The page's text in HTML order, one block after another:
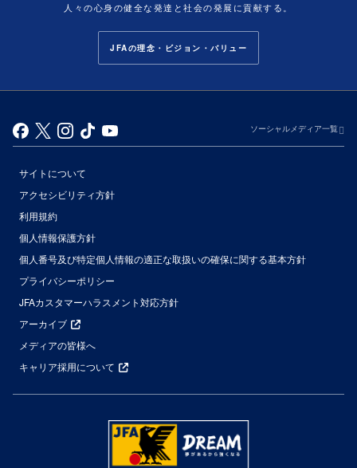
人々の心身の健全な発達と社会の発展に貢献する。
JFAの理念・ビジョン・バリュー
ソーシャルメディア一覧
サイトについて
アクセシビリティ方針
利用規約
個人情報保護方針
個人番号及び特定個人情報の適正な取扱いの確保に関する基本方針
プライバシーポリシー
JFAカスタマーハラスメント対応方針
アーカイブ
メディアの皆様へ
キャリア採用について